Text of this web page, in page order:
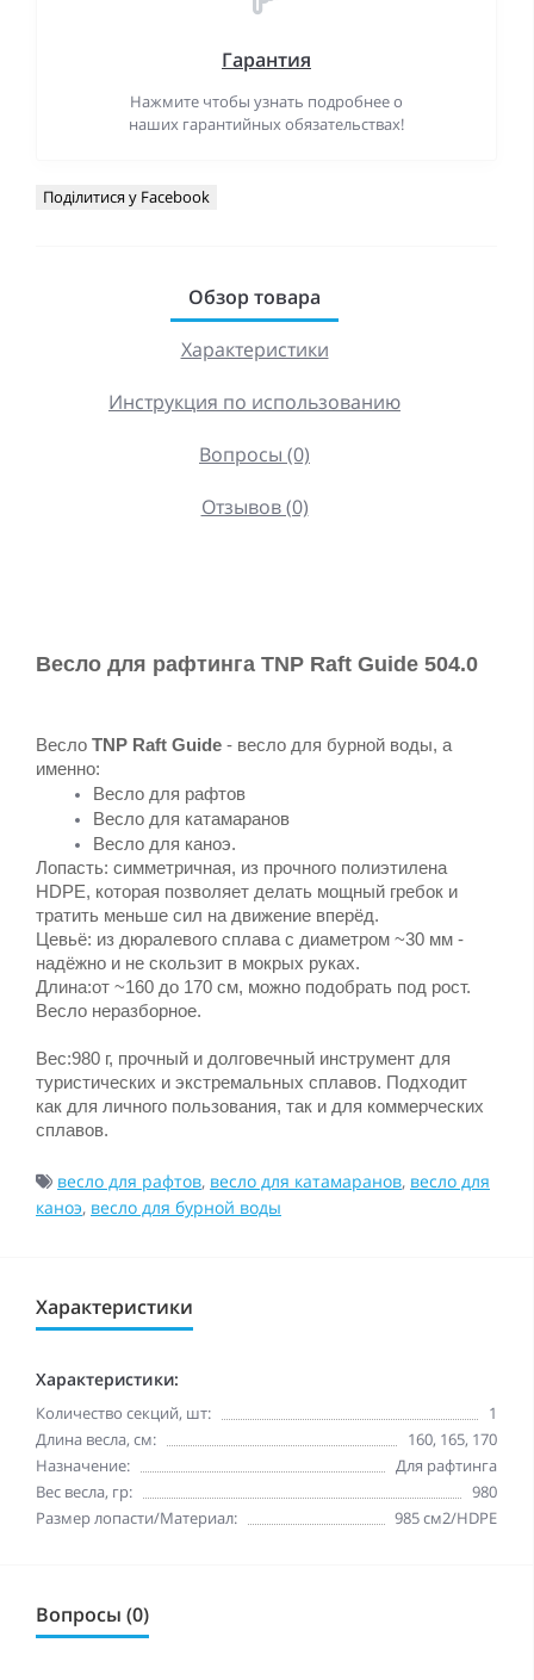
Гарантия
Нажмите чтобы узнать подробнее о
наших гарантийных обязательствах!
Поділитися у Facebook
Обзор товара
Характеристики
Инструкция по использованию
Вопросы (0)
Отзывов (0)
Весло для рафтинга TNP Raft Guide 504.0
Весло TNP Raft Guide - весло для бурной воды, а
именно:
Весло для рафтов
Весло для катамаранов
Весло для каноэ.
Лопасть: симметричная, из прочного полиэтилена
HDPE, которая позволяет делать мощный гребок и
тратить меньше сил на движение вперёд.
Цевьё: из дюралевого сплава с диаметром ~30 мм -
надёжно и не скользит в мокрых руках.
Длина:от ~160 до 170 см, можно подобрать под рост.
Весло неразборное.
Вес:980 г, прочный и долговечный инструмент для
туристических и экстремальных сплавов. Подходит
как для личного пользования, так и для коммерческих
сплавов.
весло для рафтов, весло для катамаранов, весло для
каноэ, весло для бурной воды
Характеристики
Характеристики:
Количество секций, шт:
1
Длина весла, см:
160, 165, 170
Назначение:
Для рафтинга
Вес весла, гр:
980
Размер лопасти/Материал:
985 см2/HDPE
Вопросы (0)